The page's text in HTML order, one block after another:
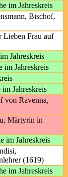
im Jahreskreis
Bischof,
Lieben Frau auf
Jahreskreis
im Jahreskreis
Jahreskreis
von Ravenna,
Märtyrin in
im Jahreskreis
(1619)
im Jahreskreis